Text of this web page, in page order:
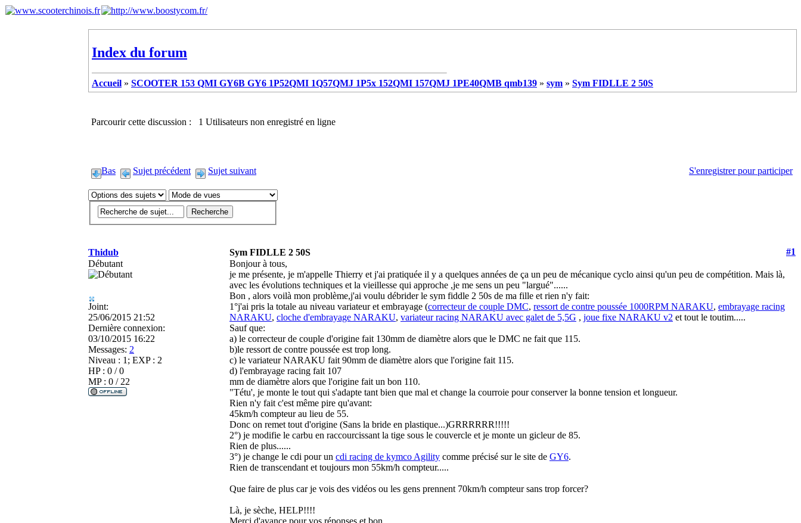
Index du forum
Accueil » SCOOTER 153 QMI GY6B GY6 1P52QMI 1Q57QMJ 1P5x 152QMI 157QMJ 1PE40QMB qmb139 » sym » Sym FIDLLE 2 50S
Parcourir cette discussion : 1 Utilisateurs non enregistré en ligne
Bas Sujet précédent Sujet suivant S'enregistrer pour participer
Thidub Sym FIDLLE 2 50S
#1
Débutant
Joint:
25/06/2015 21:52
Dernière connexion:
03/10/2015 16:22
Messages: 2
Niveau : 1; EXP : 2
HP : 0 / 0
MP : 0 / 22
Bonjour à tous,
je me présente, je m'appelle Thierry et j'ai pratiquée il y a quelques années de ça un peu de mécanique cyclo ainsi qu'un peu de compétition. Mais là,
avec les évolutions techniques et la vieillesse qui approche ,je me sens un peu "largué"......
Bon , alors voilà mon problème,j'ai voulu débrider le sym fiddle 2 50s de ma fille et rien n'y fait:
1°j'ai pris la totale au niveau variateur et embrayage (correcteur de couple DMC, ressort de contre poussée 1000RPM NARAKU, embrayage racing
NARAKU, cloche d'embrayage NARAKU, variateur racing NARAKU avec galet de 5,5G , joue fixe NARAKU v2 et tout le toutim.....
Sauf que:
a) le correcteur de couple d'origine fait 130mm de diamètre alors que le DMC ne fait que 115.
b)le ressort de contre poussée est trop long.
c) le variateur NARAKU fait 90mm de diamètre alors que l'origine fait 115.
d) l'embrayage racing fait 107
mm de diamètre alors que l'origine fait un bon 110.
"Tétu', je monte le tout qui s'adapte tant bien que mal et change la courroie pour conserver la bonne tension et longueur.
Rien n'y fait c'est même pire qu'avant:
45km/h compteur au lieu de 55.
Donc on remet tout d'origine (Sans la bride en plastique...)GRRRRRR!!!!!
2°) je modifie le carbu en raccourcissant la tige sous le couvercle et je monte un gicleur de 85.
Rien de plus......
3°) je change le cdi pour un cdi racing de kymco Agility comme précisé sur le site de GY6.
Rien de transcendant et toujours mon 55km/h compteur.....
Que faire de plus car je vois des vidéos ou les gens prennent 70km/h compteur sans trop forcer?
Là, je sèche, HELP!!!!
Merci d'avance pour vos réponses et bon